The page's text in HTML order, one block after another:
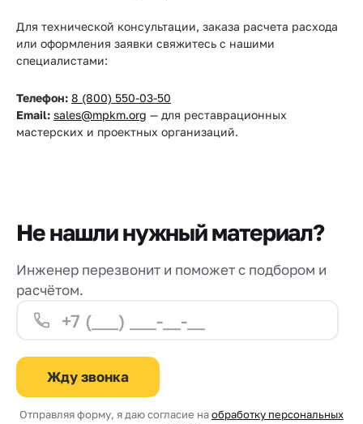
Для технической консультации, заказа расчета расхода
или оформления заявки свяжитесь с нашими
специалистами:
Телефон: 8 (800) 550-03-50
Email: sales@mpkm.org — для реставрационных
мастерских и проектных организаций.
Не нашли нужный материал?
Инженер перезвонит и поможет с подбором и
расчётом.
Жду звонка
Отправляя форму, я даю согласие наобработку персональных